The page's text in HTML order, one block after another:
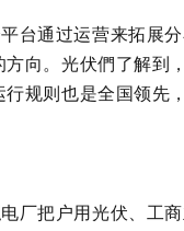
台通过运营来拓展
向。光伏們了解到
规则也是全国领先
厂把户用光伏、工